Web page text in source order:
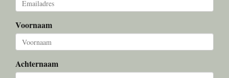
Voornaam
Achternaam